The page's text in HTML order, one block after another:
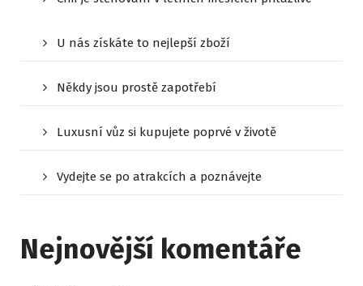
U nás získáte to nejlepší zboží
Někdy jsou prostě zapotřebí
Luxusní vůz si kupujete poprvé v životě
Vydejte se po atrakcích a poznávejte
Nejnovější komentáře